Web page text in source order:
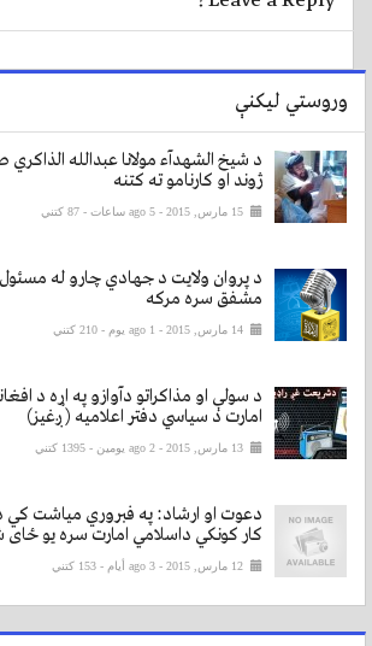
وروستي لیکنې
د شیخ الشهدآء مولانا عبدالله
ژوند او کارنامو ته کتنه
15 مارس, 2015 - ago 5 ساعات - 87 کتني
د پروان ولایت د جهادي چارو له
مشفق سره مرکه
14 مارس, 2015 - ago 1 يوم - 210 کتني
د سولې او مذاکراتو دآوازو په اړه د
امارت د سیاسي دفتر اعلامیه ( ږغیز)
13 مارس, 2015 - ago 2 يومين - 1395 کتني
کار کونکي داسلامي امارت سره یو
12 مارس, 2015 - ago 3 أيام - 153 کتني